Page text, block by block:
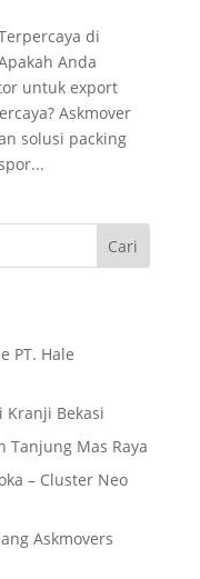
di
Anda
untuk export
Askmover
solusi packing
Cari
PT. Hale
Kranji Bekasi
Tanjung Mas Raya
– Cluster Neo
Askmovers